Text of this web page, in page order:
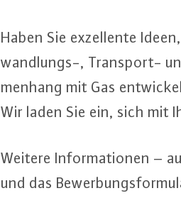
Haben Sie ex­zel­len­te
wand­lungs-, Trans­port-
men­hang mit Gas
Wir laden Sie ein, sich mit
Weitere In­for­ma­tio­nen –
und das